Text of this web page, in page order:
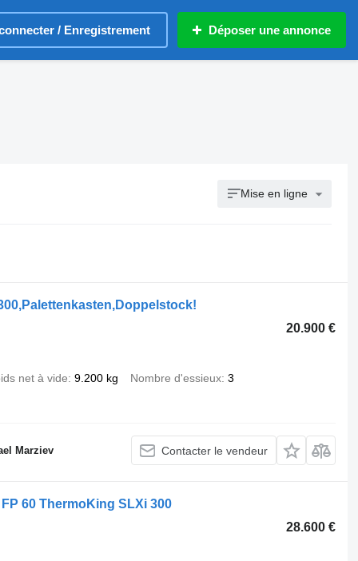
/ Enregistrement Déposer une annonce
Mise en ligne
20.900 €
net à vide 9.200 kg Nombre d'essieux 3
Marziev Contacter le vendeur
60 ThermoKing SLXi 300
28.600 €